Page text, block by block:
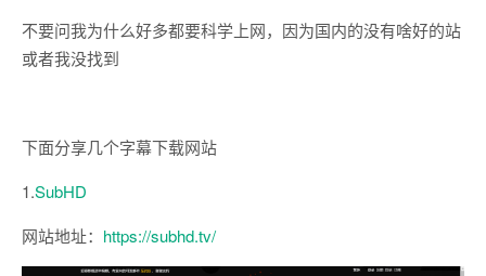
不要问我为什么好多都要科学上网，因为国内的没有啥好的站
或者我没找到
下面分享几个字幕下载网站
1.SubHD
网站地址： https://subhd.tv/